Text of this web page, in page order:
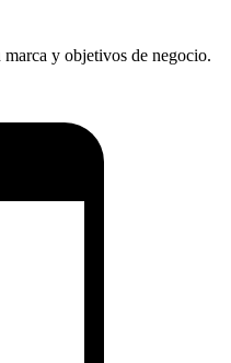
y objetivos de negocio.